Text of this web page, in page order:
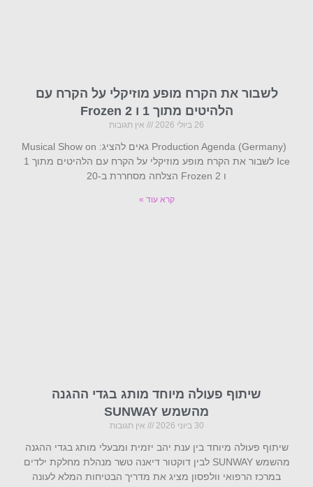
לשבור את הקרח מופע מוזיקלי על הקרח עם
הלהיטים מתוך 1 ו Frozen 2
26 ביולי 2026 אין תגובות
Production Agenda (Germany) גאים להציג: Musical Show on
Ice לשבור את הקרח מופע מוזיקלי על הקרח עם הלהיטים מתוך 1
ו Frozen 2 הצלחה מסחררת ב-20
קרא עוד »
שיתוף פעולה מיוחד מותג בגדי ההגנה
מהשמש SUNWAY
30 ביוני 2026 אין תגובות
שיתוף פעולה מיוחד בין ענת יהב יזמית ומבעלי מותג בגדי ההגנה
מהשמש SUNWAY לבין דוקטור דיאנה טשר מנהלת מחלקת ילדים
במרכז הרפואי וולפסון מציג את מדריך הבטיחות המלא לעונה